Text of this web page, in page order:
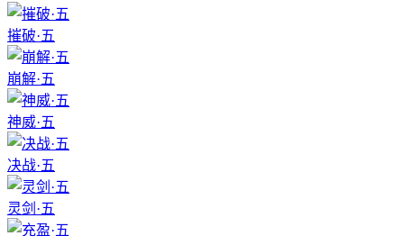
摧破·五
崩解·五
神威·五
决战·五
灵剑·五